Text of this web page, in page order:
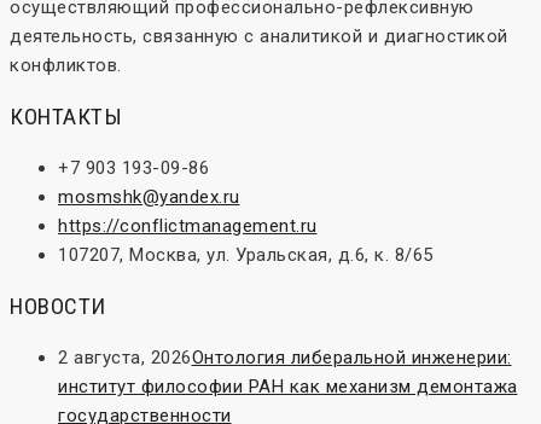
осуществляющий профессионально-рефлексивную
деятельность, связанную с аналитикой и диагностикой
конфликтов.
КОНТАКТЫ
+7 903 193-09-86
mosmshk@yandex.ru
https://conflictmanagement.ru
107207, Москва, ул. Уральская, д.6, к. 8/65
НОВОСТИ
2 августа, 2026Онтология либеральной инженерии:
институт философии РАН как механизм демонтажа
государственности